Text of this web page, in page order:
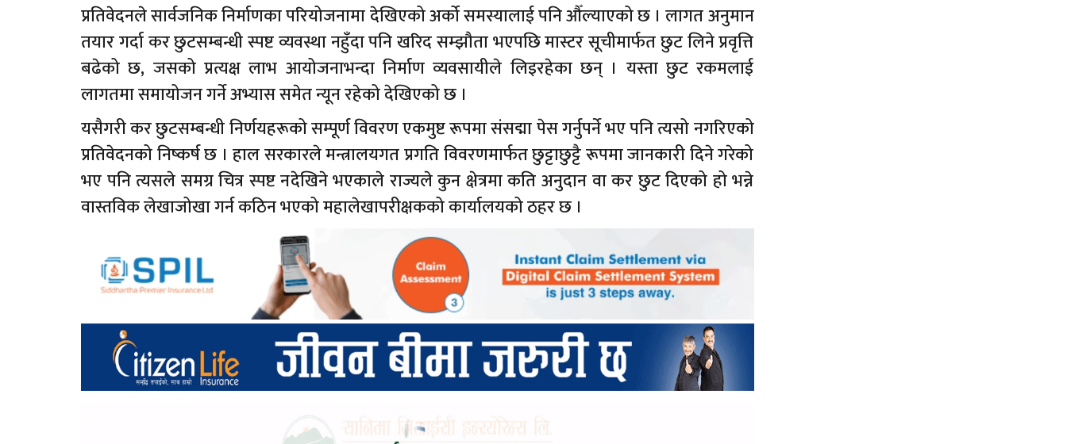
प्रतिवेदनले सार्वजनिक निर्माणका परियोजनामा देखिएको अर्को समस्यालाई पनि औँल्याएको छ । लागत अनुमान
तयार गर्दा कर छुटसम्बन्धी स्पष्ट व्यवस्था नहुँदा पनि खरिद सम्झौता भएपछि मास्टर सूचीमार्फत छुट लिने प्रवृत्ति
बढेको छ, जसको प्रत्यक्ष लाभ आयोजनाभन्दा निर्माण व्यवसायीले लिइरहेका छन् । यस्ता छुट रकमलाई
लागतमा समायोजन गर्ने अभ्यास समेत न्यून रहेको देखिएको छ ।
यसैगरी कर छुटसम्बन्धी निर्णयहरूको सम्पूर्ण विवरण एकमुष्ट रूपमा संसद्मा पेस गर्नुपर्ने भए पनि त्यसो नगरिएको
प्रतिवेदनको निष्कर्ष छ । हाल सरकारले मन्त्रालयगत प्रगति विवरणमार्फत छुट्टाछुट्टै रूपमा जानकारी दिने गरेको
भए पनि त्यसले समग्र चित्र स्पष्ट नदेखिने भएकाले राज्यले कुन क्षेत्रमा कति अनुदान वा कर छुट दिएको हो भन्ने
वास्तविक लेखाजोखा गर्न कठिन भएको महालेखापरीक्षकको कार्यालयको ठहर छ ।